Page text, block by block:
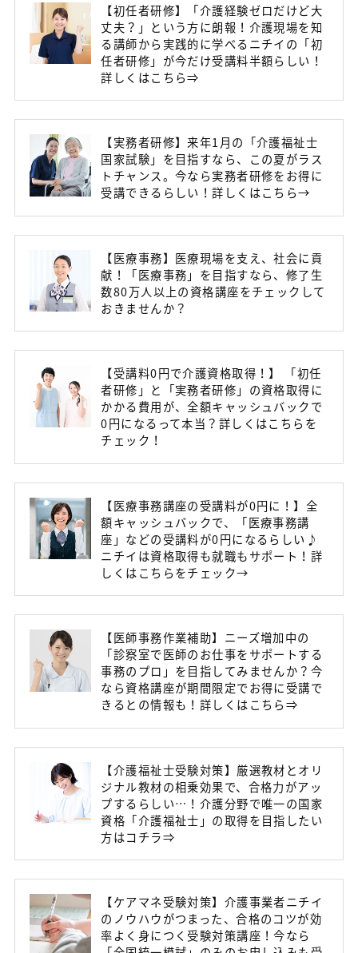
【初任者研修】「介護経験ゼロだけど大
丈夫？」という方に朗報！介護現場を知
る講師から実践的に学べるニチイの「初
任者研修」が今だけ受講料半額らしい！
詳しくはこちら⇒
【実務者研修】来年1月の「介護福祉士
国家試験」を目指すなら、この夏がラス
トチャンス。今なら実務者研修をお得に
受講できるらしい！詳しくはこちら→
【医療事務】医療現場を支え、社会に貢
献！「医療事務」を目指すなら、修了生
数80万人以上の資格講座をチェックして
おきませんか？
【受講料0円で介護資格取得！】 「初任
者研修」と「実務者研修」の資格取得に
かかる費用が、全額キャッシュバックで
0円になるって本当？詳しくはこちらを
チェック！
【医療事務講座の受講料が0円に！】全
額キャッシュバックで、「医療事務講
座」などの受講料が0円になるらしい♪
ニチイは資格取得も就職もサポート！詳
しくはこちらをチェック→
【医師事務作業補助】ニーズ増加中の
「診察室で医師のお仕事をサポートする
事務のプロ」を目指してみませんか？今
なら資格講座が期間限定でお得に受講で
きるとの情報も！詳しくはこちら⇒
【介護福祉士受験対策】厳選教材とオリ
ジナル教材の相乗効果で、合格力がアッ
プするらしい…！介護分野で唯一の国家
資格「介護福祉士」の取得を目指したい
方はコチラ⇒
【ケアマネ受験対策】介護事業者ニチイ
のノウハウがつまった、合格のコツが効
率よく身につく受験対策講座！今なら